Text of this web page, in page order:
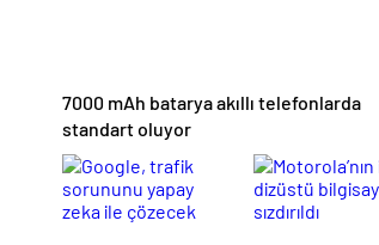
7000 mAh batarya akıllı telefonlarda
standart oluyor